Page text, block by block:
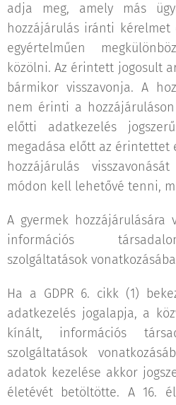
adja meg, amely más
hozzájárulás iránti
egyértelműen
közölni. Az érintett jogosult
bármikor visszavonja. A
nem érinti a
előtti adatkezelés
megadása előtt az
hozzájárulás
módon kell lehetővé tenni,
A gyermek hozzájárulására
információs
szolgáltatások
Ha a GDPR 6. cikk (1)
adatkezelés jogalapja, a
kínált, információs
szolgáltatások
adatok kezelése akkor
életévét betöltötte. A 16.